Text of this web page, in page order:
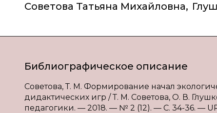
Советова Татьяна Михайловна,
Библиографическое описание
Советова, Т. М. Формирование начал
дидактических игр / Т. М. Советова, О. В.
педагогики. — 2018. — № 2 (12). — С. 34-36. —